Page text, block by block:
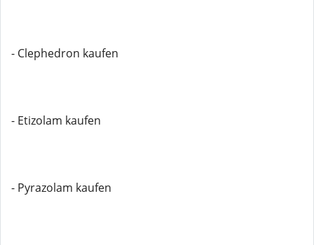
- Clephedron kaufen
- Etizolam kaufen
- Pyrazolam kaufen